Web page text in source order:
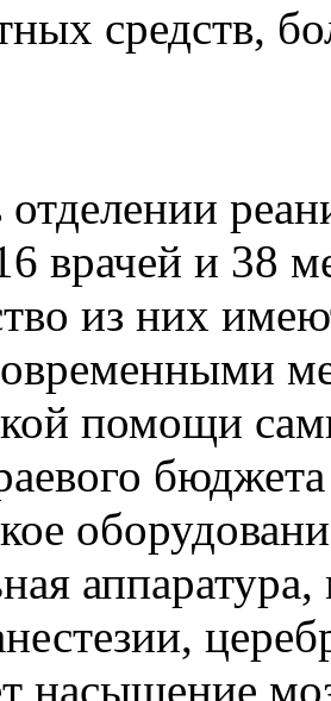
средств,
отделении
врачей и 38
из них
помощи
насыщение